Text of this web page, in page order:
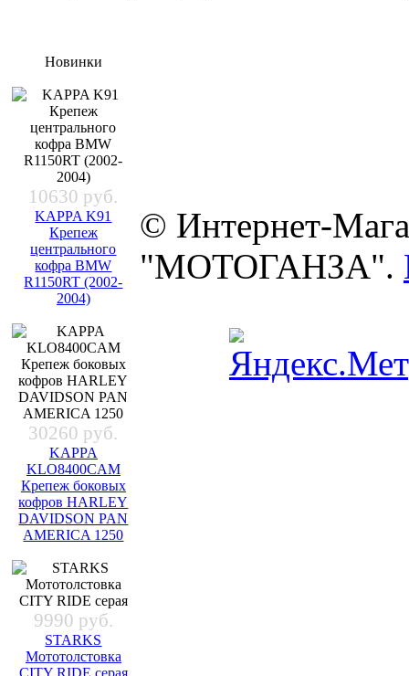
Новинки
10630 руб.
KAPPA K91
Крепеж
центрального
кофра BMW
R1150RT (2002-
2004)
30260 руб.
KAPPA
KLO8400CAM
Крепеж боковых
кофров HARLEY
DAVIDSON PAN
AMERICA 1250
9990 руб.
STARKS
Мототолстовка
© Интернет-
"МОТОГАНЗА".